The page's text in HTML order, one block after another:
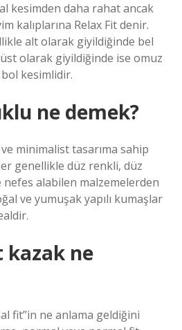
kesimden daha rahat ancak
kalıplarına Relax Fit denir.
alt olarak giyildiğinde bel
olarak giyildiğinde ise omuz
kesimlidir.
ne demek?
minimalist tasarıma sahip
genellikle düz renkli, düz
alabilen malzemelerden
ve yumuşak yapılı kumaşlar
ne
fit”in ne anlama geldiğini